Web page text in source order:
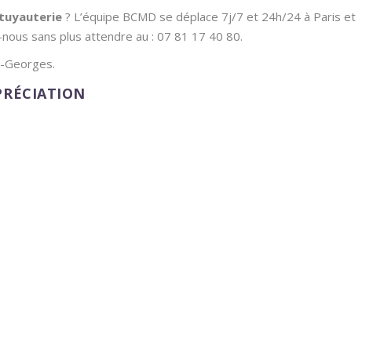
? L’équipe BCMD se déplace 7j/7 et 24h/24 à Paris et
sans plus attendre au : 07 81 17 40 80.
Georges.